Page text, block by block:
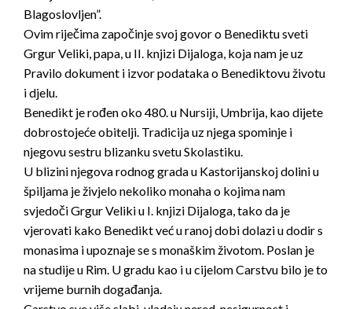
Blagoslovljen”.
Ovim riječima započinje svoj govor o Benediktu sveti
Grgur Veliki, papa, u II. knjizi Dijaloga, koja nam je uz
Pravilo dokument i izvor podataka o Benediktovu životu
i djelu.
Benedikt je rođen oko 480. u Nursiji, Umbrija, kao dijete
dobrostojeće obitelji. Tradicija uz njega spominje i
njegovu sestru blizanku svetu Skolastiku.
U blizini njegova rodnog grada u Kastorijanskoj dolini u
špiljama je živjelo nekoliko monaha o kojima nam
svjedoči Grgur Veliki u I. knjizi Dijaloga, tako da je
vjerovati kako Benedikt već u ranoj dobi dolazi u dodir s
monasima i upoznaje se s monaškim životom. Poslan je
na studije u Rim. U gradu kao i u cijelom Carstvu bilo je to
vrijeme burnih događanja.